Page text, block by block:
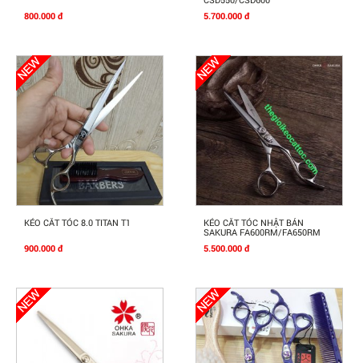
800.000 đ
5.700.000 đ
Mua Ngay
KÉO CẮT TÓC 8.0 TITAN T1
900.000 đ
Mua Ngay
KÉO CẮT TÓC NHẬT BẢN
SAKURA FA600RM/FA650RM
5.500.000 đ